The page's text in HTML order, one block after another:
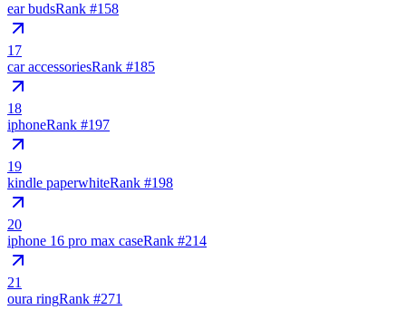
ear budsRank #158
17
car accessoriesRank #185
18
iphoneRank #197
19
kindle paperwhiteRank #198
20
iphone 16 pro max caseRank #214
21
oura ringRank #271